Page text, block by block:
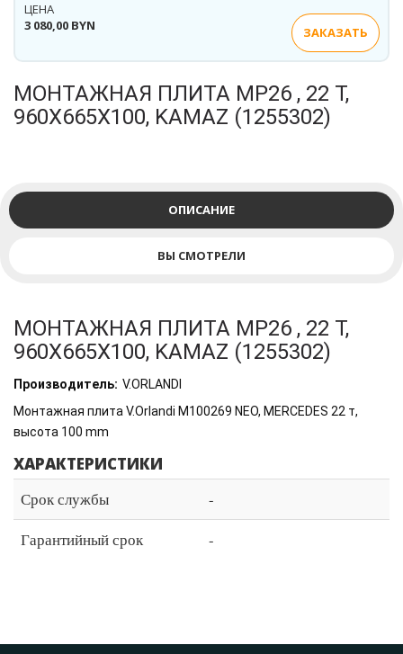
3 080,00 BYN
ЦЕНА
ЗАКАЗАТЬ
МОНТАЖНАЯ ПЛИТА MP26 , 22 Т,
960X665X100, KAMAZ (1255302)
ОПИСАНИЕ
ВЫ СМОТРЕЛИ
МОНТАЖНАЯ ПЛИТА MP26 , 22 Т,
960X665X100, KAMAZ (1255302)
Производитель: V.ORLANDI
Монтажная плита V.Orlandi M100269 NEO, MERCEDES 22 т,
высота 100 mm
ХАРАКТЕРИСТИКИ
Срок службы
-
Гарантийный срок
-